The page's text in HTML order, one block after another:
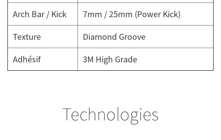
Arch Bar / Kick
7mm / 25mm (Power Kick)
Texture
Diamond Groove
Adhésif
3M High Grade
Technologies